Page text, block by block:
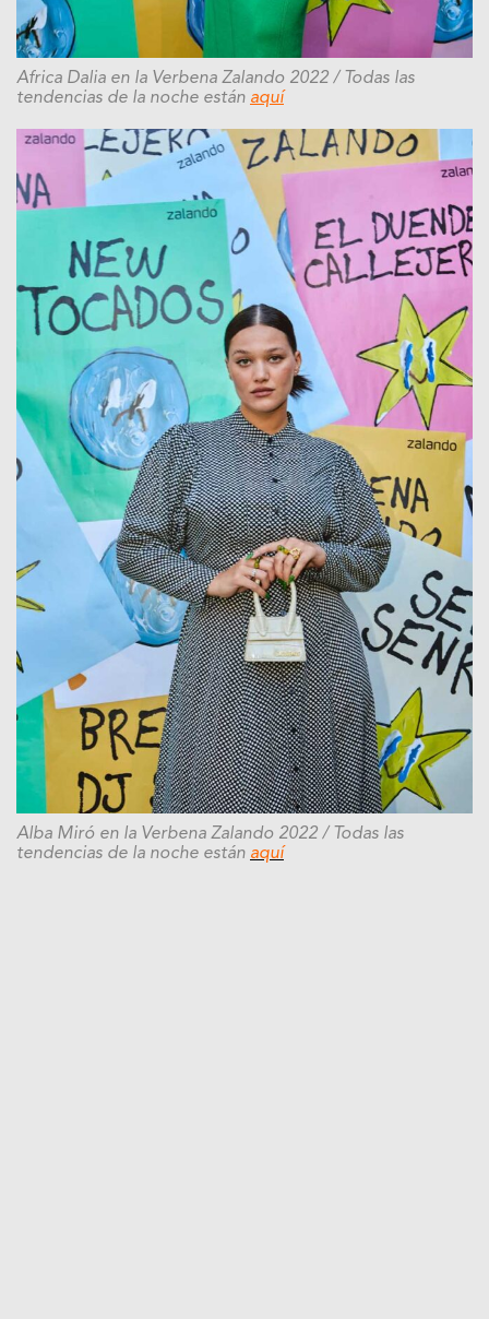
Africa Dalia en la Verbena Zalando 2022 / Todas las
tendencias de la noche están aquí
Alba Miró en la Verbena Zalando 2022 / Todas las
tendencias de la noche están aquí